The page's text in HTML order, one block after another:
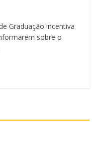
Graduação incentiva
sobre o